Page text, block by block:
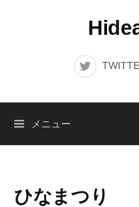
メニュー
ひなまつり